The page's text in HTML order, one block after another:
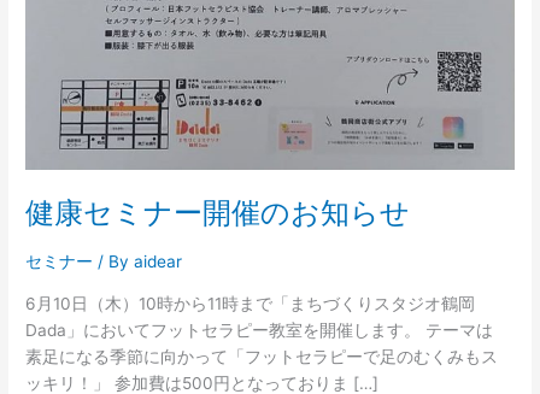
健康セミナー開催のお知らせ
セミナー / Byaidear
6月10日（木）10時から11時まで「まちづくりスタジオ鶴岡
Dada」においてフットセラピー教室を開催します。 テーマは
素足になる季節に向かって「フットセラピーで足のむくみもス
ッキリ！」 参加費は500円となっておりま […]